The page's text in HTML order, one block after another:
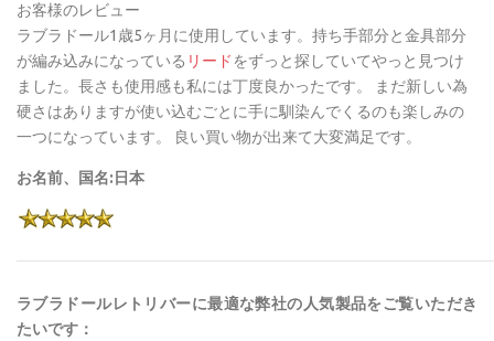
お客様のレビュー
ラブラドール1歳5ヶ月に使用しています。持ち手部分と金具部分
が編み込みになっている リードをずっと探していてやっと見つけ
ました。長さも使用感も私には丁度良かったです。 まだ新しい為
硬さはありますが使い込むごとに手に馴染んでくるのも楽しみの
一つになっています。 良い買い物が出来て大変満足です。
お名前、国名:日本
ラブラドールレトリバーに最適な弊社の人気製品をご覧いただき
たいです：